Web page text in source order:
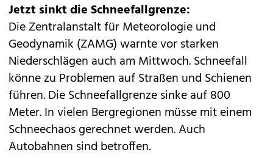
Jetzt sinkt die Schneefallgrenze:
Die Zentralanstalt für Meteorologie und
Geodynamik (ZAMG) warnte vor starken
Niederschlägen auch am Mittwoch.Schneefall
könne zu Problemen auf Straßen und Schienen
führen. Die Schneefallgrenze sinke auf 800
Meter. In vielen Bergregionen müsse mit einem
Schneechaos gerechnet werden. Auch
Autobahnen sind betroffen.